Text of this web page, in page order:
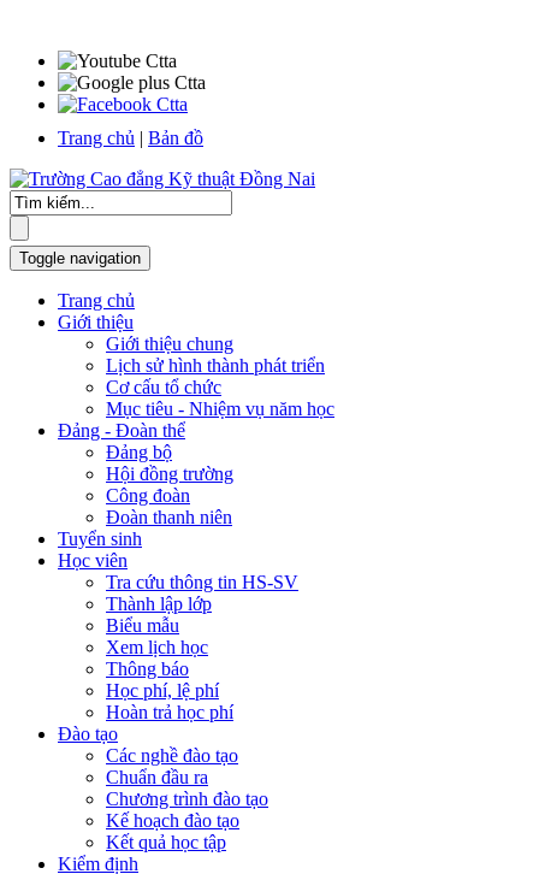
Trang chủ | Bản đồ
Toggle navigation
Trang chủ
Giới thiệu
Giới thiệu chung
Lịch sử hình thành phát triển
Cơ cấu tổ chức
Mục tiêu - Nhiệm vụ năm học
Đảng - Đoàn thể
Đảng bộ
Hội đồng trường
Công đoàn
Đoàn thanh niên
Tuyển sinh
Học viên
Tra cứu thông tin HS-SV
Thành lập lớp
Biểu mẫu
Xem lịch học
Thông báo
Học phí, lệ phí
Hoàn trả học phí
Đào tạo
Các nghề đào tạo
Chuẩn đầu ra
Chương trình đào tạo
Kế hoạch đào tạo
Kết quả học tập
Kiểm định